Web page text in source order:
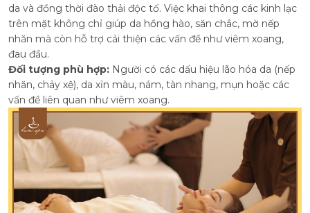
da và đồng thời đào thải độc tố. Việc khai thông các kinh lạc
trên mặt không chỉ giúp da hồng hào, săn chắc, mờ nếp
nhăn mà còn hỗ trợ cải thiện các vấn đề như viêm xoang,
đau đầu.
Đối tượng phù hợp: Người có các dấu hiệu lão hóa da (nếp
nhăn, chảy xệ), da xỉn màu, nám, tàn nhang, mụn hoặc các
vấn đề liên quan như viêm xoang.